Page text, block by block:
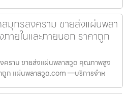
มุทรสงคราม ขายส่งแผ่นพลา
ายในและภายนอก ราคาถูก
คราม ขายส่งแผ่นพลาสวูด คุณภาพสูง
ถูก แผ่นพลาสวูด.com —บริการจำห